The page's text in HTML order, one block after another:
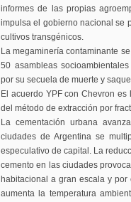
informes de las propias
impulsa el gobierno nacional se
cultivos transgénicos.
La megaminería contaminante
50 asambleas
por su secuela de muerte y
El acuerdo YPF con Chevron
del método de extracción por
La cementación urbana
ciudades de Argentina se
especulativo de capital. La
cemento en las ciudades
habitacional a gran escala y
aumenta la temperatura